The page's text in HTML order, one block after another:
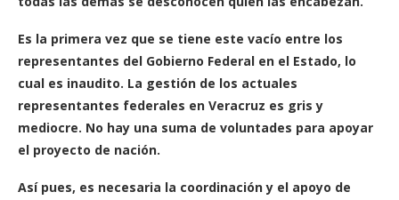
Es la primera vez que se tiene este vacío entre los
representantes del Gobierno Federal en el Estado, lo
cual es inaudito. La gestión de los actuales
representantes federales en Veracruz es gris y
mediocre. No hay una suma de voluntades para apoyar
el proyecto de nación.
Así pues, es necesaria la coordinación y el apoyo de